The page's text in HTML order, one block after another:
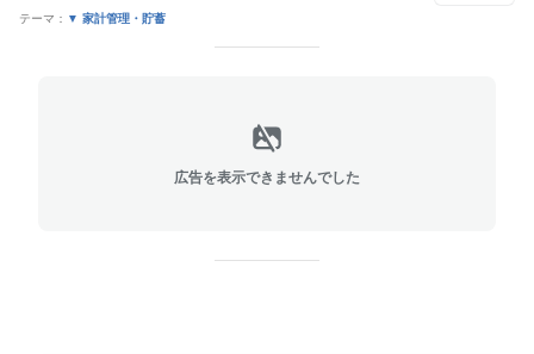
テーマ： ▼ 家計管理・貯蓄
広告を表示できませんでした